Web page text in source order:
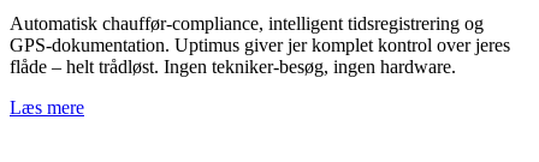
Automatisk chauffør-compliance, intelligent tidsregistrering og
GPS-dokumentation. Uptimus giver jer komplet kontrol over jeres
flåde – helt trådløst. Ingen tekniker-besøg, ingen hardware.
Læs mere